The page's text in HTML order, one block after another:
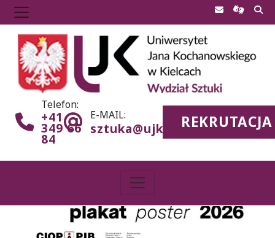
Telefon:
+41
349 66
84
E-MAIL:
sztuka@ujk.edu.plREKRUTACJA